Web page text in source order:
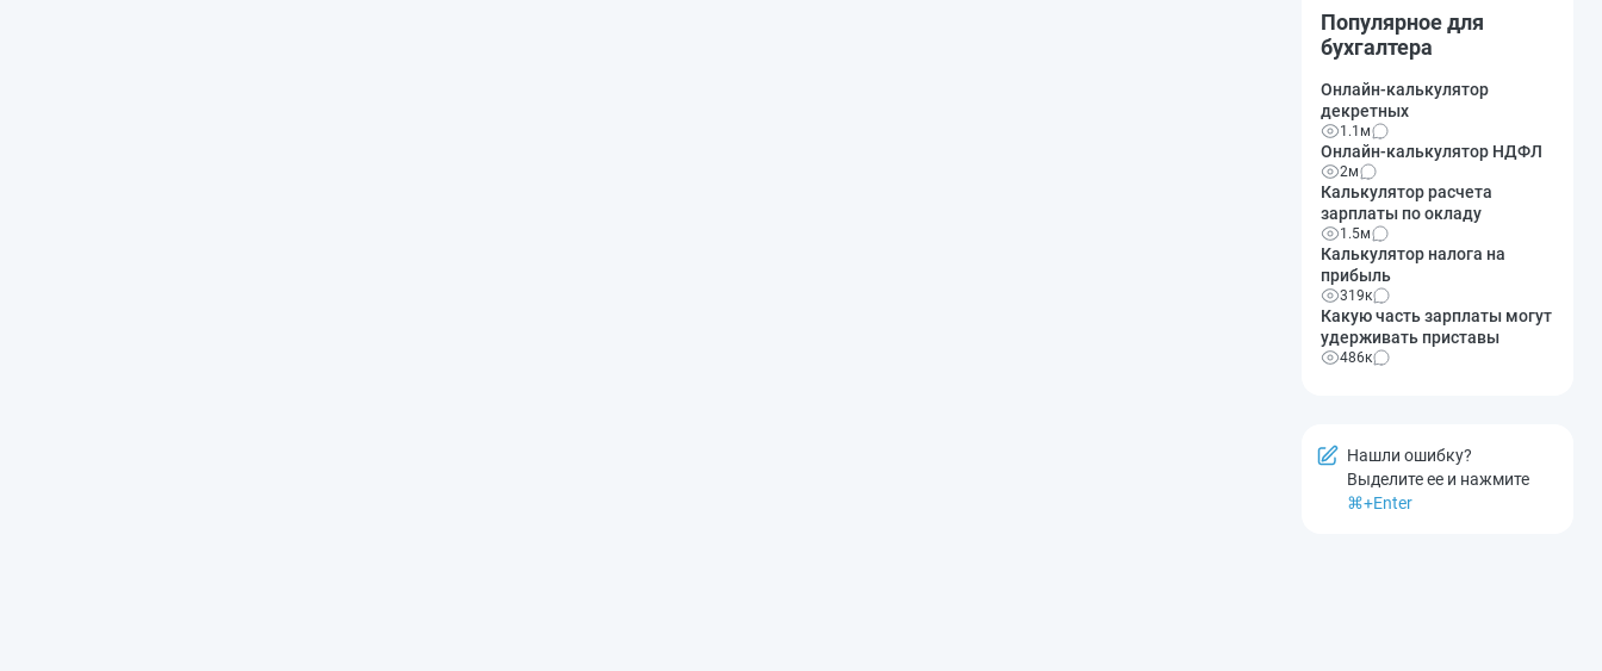
Популярное для
бухгалтера
Онлайн-калькулятор
декретных
1.1м
Онлайн-калькулятор НДФЛ
2м
Калькулятор расчета
зарплаты по окладу
1.5м
Калькулятор налога на
прибыль
319к
Какую часть зарплаты могут
удерживать приставы
486к
Нашли ошибку?
Выделите ее и нажмите
⌘+Enter